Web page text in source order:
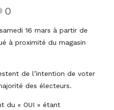
0
16 mars à partir de
à proximité du magasin
de l’intention de voter
des électeurs.
du « OUI » étant